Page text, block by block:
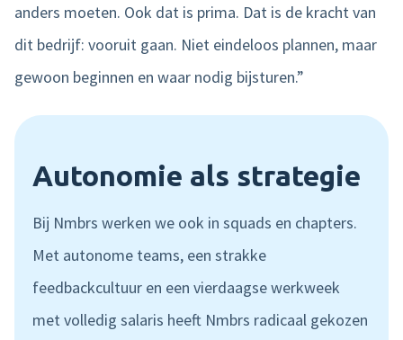
anders moeten. Ook dat is prima. Dat is de kracht van
dit bedrijf: vooruit gaan. Niet eindeloos plannen, maar
gewoon beginnen en waar nodig bijsturen.”
Autonomie als strategie
Bij Nmbrs werken we ook in squads en chapters.
Met autonome teams, een strakke
feedbackcultuur en een vierdaagse werkweek
met volledig salaris heeft Nmbrs radicaal gekozen